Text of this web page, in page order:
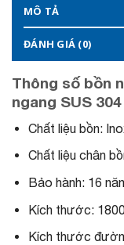
MÔ TẢ
ĐÁNH GIÁ (0)
Thông số bồn
ngang SUS 304
Chất liệu bồn:
Chất liệu chân
Bảo hành: 16
Kích thước:
Kích thước